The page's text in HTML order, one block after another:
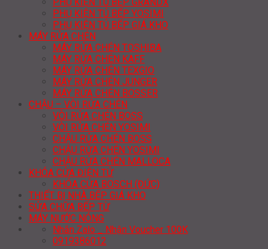
PHỤ KIỆN TỦ BẾP YOSIMI
PHỤ KIỆN TỦ BẾP GIÁ KHO
MÁY RỬA CHÉN
MÁY RỬA CHÉN TOSHIBA
MÁY RỬA CHÉN KAFF
MÁY RỬA CHÉN TEXGIO
MÁY RỬA CHÉN JUNGER
MÁY RỬA CHÉN BOSSER
CHẬU – VÒI RỬA CHÉN
VÒI RỬA CHÉN BOSS
VÒI RỬA CHÉN YOSIMI
CHẬU RỬA CHÉN BOSS
CHẬU RỬA CHÉN YOSIMI
CHẬU RỬA CHÉN MALLOCA
KHÓA CỬA ĐIỆN TỬ
KHÓA CỬA BOSCH (ĐỨC)
THIẾT BỊ NHÀ BẾP GIÁ KHO
SỬA CHỮA BẾP TỪ
MÁY NƯỚC NÓNG
Nhắn Zalo _ Nhận Voucher 100K
0919386012